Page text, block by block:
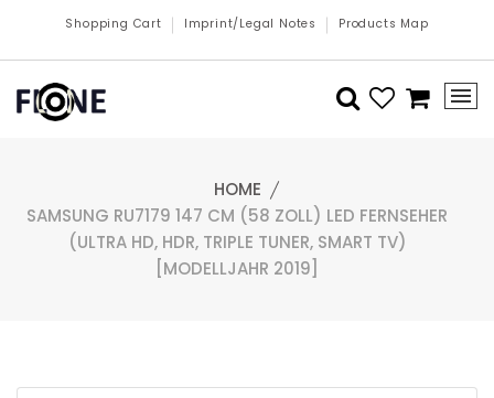
Shopping Cart Imprint/Legal Notes Products Map
HOME
SAMSUNG RU7179 147 CM (58 ZOLL) LED FERNSEHER
(ULTRA HD, HDR, TRIPLE TUNER, SMART TV)
[MODELLJAHR 2019]